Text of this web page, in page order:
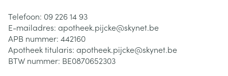
Telefoon: 09 226 14 93
E-mailadres: apotheek.pijcke@skynet.be
APB nummer: 442160
Apotheek titularis: apotheek.pijcke@skynet.be
BTW nummer: BE0870652303